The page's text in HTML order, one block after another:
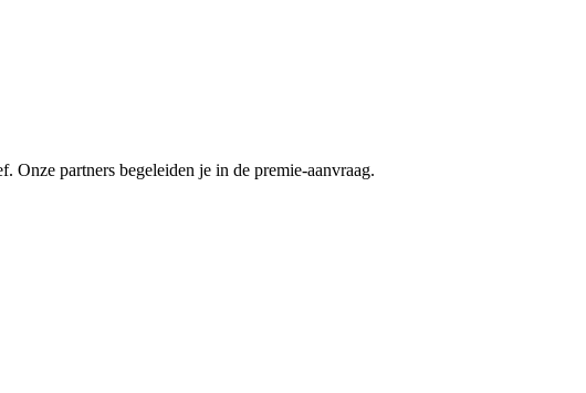
Onze partners begeleiden je in de premie-aanvraag.